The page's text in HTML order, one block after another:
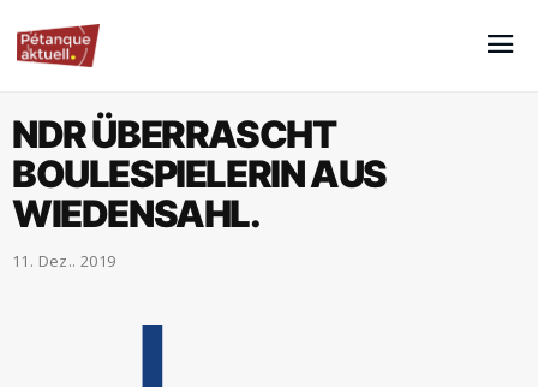
NDR ÜBERRASCHT
BOULESPIELERIN AUS
WIEDENSAHL.
11. Dez.. 2019